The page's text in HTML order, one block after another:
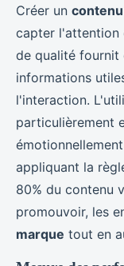
Créer un
capter l'attention
de qualité fournit
informations
l'interaction.
particulièrement
appliquant la
80% du contenu
promouvoir, les
marque tout en